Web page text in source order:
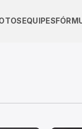
EQUIPES